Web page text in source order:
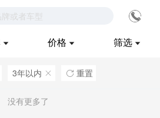
牌或者车型
价格 筛选
3年以内 ဆ  重置
没有更多了